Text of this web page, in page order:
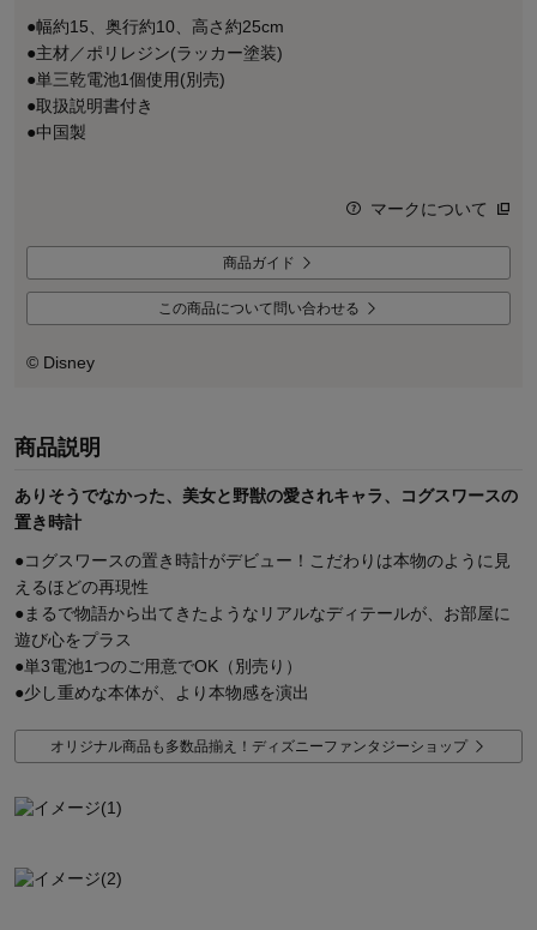
●幅約15、奥行約10、高さ約25cm
●主材／ポリレジン(ラッカー塗装)
●単三乾電池1個使用(別売)
●取扱説明書付き
●中国製
マークについて
商品ガイド
この商品について問い合わせる
© Disney
商品説明
ありそうでなかった、美女と野獣の愛されキャラ、コグスワースの
置き時計
●コグスワースの置き時計がデビュー！こだわりは本物のように見
えるほどの再現性
●まるで物語から出てきたようなリアルなディテールが、お部屋に
遊び心をプラス
●単3電池1つのご用意でOK（別売り）
●少し重めな本体が、より本物感を演出
オリジナル商品も多数品揃え！ディズニーファンタジーショップ